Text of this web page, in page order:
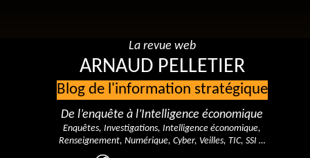
La revue web
ARNAUD PELLETIER
Blog de l'information stratégique
De l’enquête à l’Intelligence économique
Enquêtes, Investigations, Intelligence économique,
Renseignement, Numérique, Cyber, Veilles, TIC, SSI …